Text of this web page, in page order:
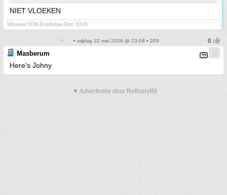
NIET VLOEKEN
Winnaar FOK-Eredivisie-Toto 2025
• vrijdag 22 mei 2026 @ 23:08 • 209
Masberum
Here's Johny
▼ Advertentie door Refinery89